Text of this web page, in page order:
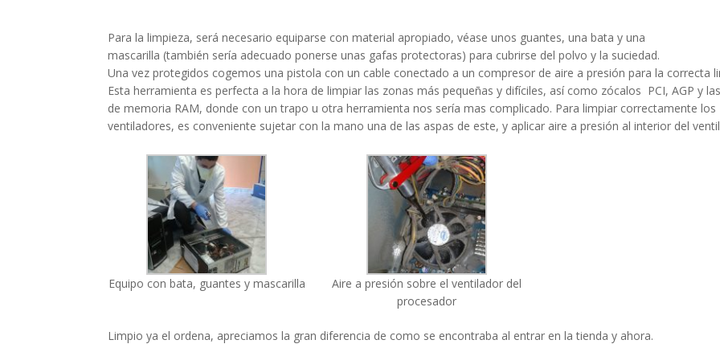
Para la limpieza, será necesario equiparse con material apropiado, véase unos guantes, una bata y una
mascarilla (también sería adecuado ponerse unas gafas protectoras) para cubrirse del polvo y la suciedad.
Una vez protegidos cogemos una pistola con un cable conectado a un compresor de aire a presión para la correcta
Esta herramienta es perfecta a la hora de limpiar las zonas más pequeñas y difíciles, así como zócalos PCI, AGP y
de memoria RAM, donde con un trapo u otra herramienta nos sería mas complicado. Para limpiar correctamente los
ventiladores, es conveniente sujetar con la mano una de las aspas de este, y aplicar aire a presión al interior del
Equipo con bata, guantes y mascarilla
Aire a presión sobre el ventilador del
procesador
Limpio ya el ordena, apreciamos la gran diferencia de como se encontraba al entrar en la tienda y ahora.